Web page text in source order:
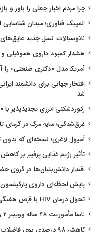
چرا مردم اخبار جعلی را باور و
المپیک فناوری؛ میدان
نانوسیالات؛ نسل جدید عایق‌های
هشدار کمبود داروی هموفیلی
آمریکا مدل «دکتری صنعتی» را
افتخار جهانی برای دانشمند
شد
رکوردشکنی انرژی تجدیدپذیر با ۵۸۰۰ مگاوات برق
غرق‌شدگی؛ سایه مرگ در گرمای
آمپول لاغری؛ نسخه‌ای که
تأثیر رژیم غذایی پرفیبر بر
اقتدار دانش‌بنیان‌ها در گروی
پایش لحظه‌ای داروی
تحول درمان HIV با قرص هفتگی
ناسا مأموریت ۴۸ ساله وویجر ۲ را یک سال دیگر تمدید کرد
کاهش ۹۸ درصدی بوی فاضلاب با نانوفیلتر ایرانی